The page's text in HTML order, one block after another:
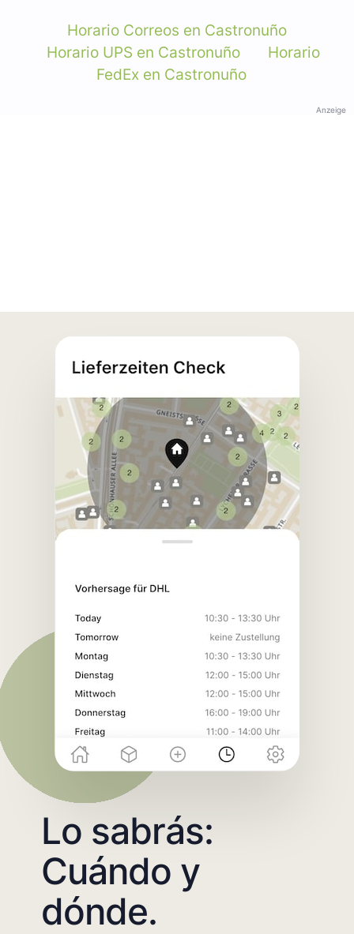
Horario Correos en Castronuño
Horario UPS en Castronuño
Horario
FedEx en Castronuño
Anzeige
Lo sabrás:
Cuándo y
dónde.